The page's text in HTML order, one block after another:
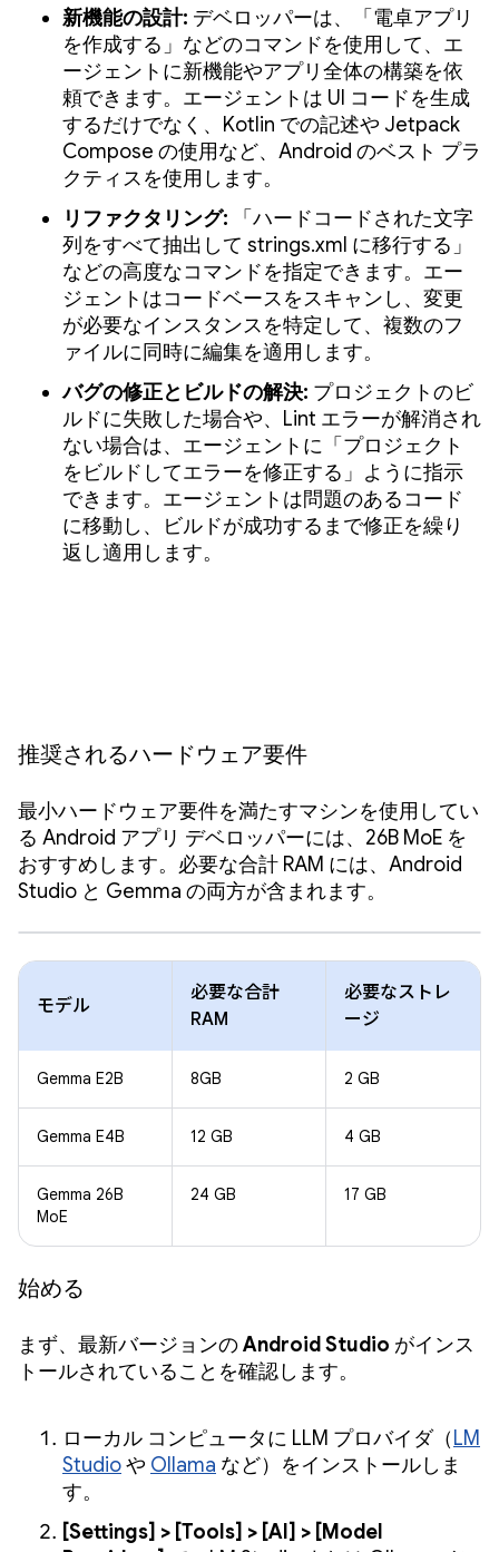
新機能の設計: デベロッパーは、「電卓アプリ
を作成する」などのコマンドを使用して、エ
ージェントに新機能やアプリ全体の構築を依
頼できます。エージェントは UI コードを生成
するだけでなく、Kotlin での記述や Jetpack
Compose の使用など、Android のベスト プラ
クティスを使用します。
リファクタリング: 「ハードコードされた文字
列をすべて抽出して strings.xml に移行する」
などの高度なコマンドを指定できます。エー
ジェントはコードベースをスキャンし、変更
が必要なインスタンスを特定して、複数のフ
ァイルに同時に編集を適用します。
バグの修正とビルドの解決: プロジェクトのビ
ルドに失敗した場合や、Lint エラーが解消され
ない場合は、エージェントに「プロジェクト
をビルドしてエラーを修正する」ように指示
できます。エージェントは問題のあるコード
に移動し、ビルドが成功するまで修正を繰り
返し適用します。
推奨されるハードウェア要件
最小ハードウェア要件を満たすマシンを使用してい
る Android アプリ デベロッパーには、26B MoE を
おすすめします。必要な合計 RAM には、Android
Studio と Gemma の両方が含まれます。
モデル
必要な合計
RAM
必要なストレ
ージ
Gemma E2B 8GB 2 GB
Gemma E4B 12 GB 4 GB
Gemma 26B
MoE
24 GB 17 GB
始める
まず、最新バージョンのAndroid Studio がインス
トールされていることを確認します。
ローカル コンピュータに LLM プロバイダ（LM
Studioや Ollama など）をインストールしま
す。
[Settings] > [Tools] > [AI] > [Model